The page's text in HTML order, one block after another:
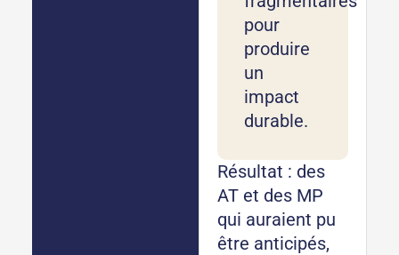
pour
produire
un
impact
durable.
Résultat : des
AT et des MP
qui auraient pu
être anticipés,